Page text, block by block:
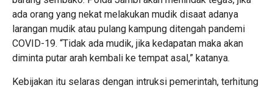
ada orang yang nekat melakukan mudik disaat adanya
larangan mudik atau pulang kampung ditengah pandemi
COVID-19. “Tidak ada mudik, jika kedapatan maka akan
diminta putar arah kembali ke tempat asal,” katanya.
Kebijakan itu selaras dengan intruksi pemerintah, terhitung